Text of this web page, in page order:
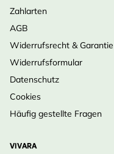
Zahlarten
AGB
Widerrufsrecht & Garantie
Widerrufsformular
Datenschutz
Cookies
Häufig gestellte Fragen
VIVARA